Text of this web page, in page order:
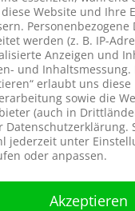
Ablauf der
dankbar und haben
unkompliziert.
kam dert Mitarbeiter
Ich kann nur sagen
Website und Ihre
Personenbezogene
werden (z. B. IP-
Anzeigen und
und
erlaubt uns diese
sowie die
(auch in
Datenschutzerklärung.
jederzeit unter
oder anpassen.
Akzeptieren